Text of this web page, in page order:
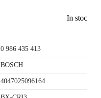
In stoc
0 986 435 413
BOSCH
4047025096164